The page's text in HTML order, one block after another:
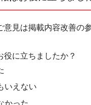
意見は掲載内容改善の
役に立ちましたか？
いえない
かった